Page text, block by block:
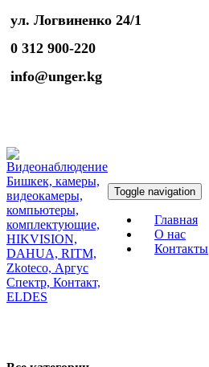
ул. Логвиненко 24/1
0 312 900-220
info@unger.kg
Toggle navigation
Главная
О нас
Контакты